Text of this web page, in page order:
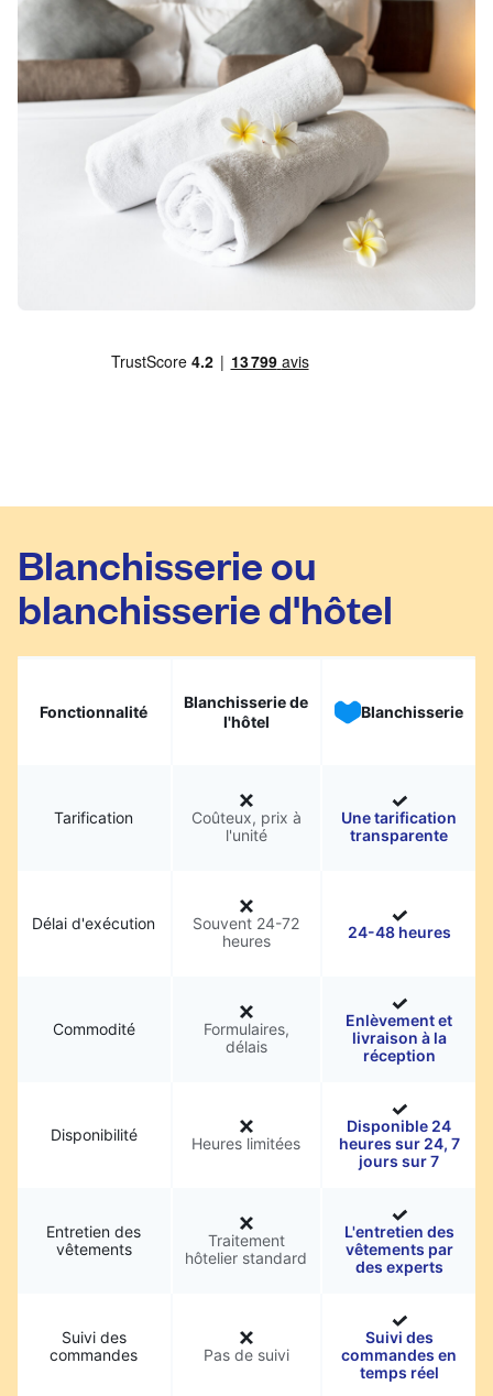
Blanchisserie ou
blanchisserie d'hôtel
Fonctionnalité
Blanchisserie de
l'hôtel
Blanchisserie
Tarification
Coûteux, prix à
l'unité
Une tarification
transparente
Délai d'exécution
Souvent 24-72
heures
24-48 heures
Commodité
Formulaires,
délais
Enlèvement et
livraison à la
réception
Disponibilité Heures limitées
Disponible 24
heures sur 24, 7
jours sur 7
Entretien des
vêtements
Traitement
hôtelier standard
L'entretien des
vêtements par
des experts
Suivi des
commandes
Pas de suivi
Suivi des
commandes en
temps réel